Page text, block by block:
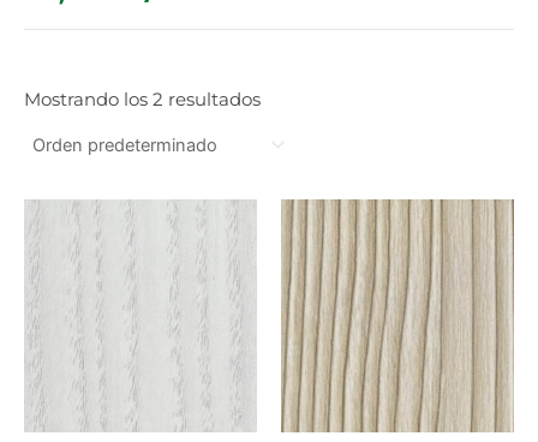
Mostrando los 2 resultados